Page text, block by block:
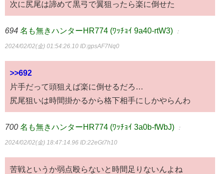
次に尻尾は諦めて黒弓で翼狙ったら楽に倒せた
694 名も無きハンターHR774 (ﾜｯﾁｮｲ 9a40-rtW3) ：
2024/02/02(金) 01:54:26.10 ID:gpsAF7Nq0
>>692
片手だって頭狙えば楽に倒せるだろ…
尻尾狙いは時間掛かるから格下相手にしかやらんわ
700 名も無きハンターHR774 (ﾜｯﾁｮｲ 3a0b-fWbJ) ：
2024/02/02(金) 18:47:14.96 ID:22eGt7h10
苦戦というか弱点殴らないと時間足りないんよね